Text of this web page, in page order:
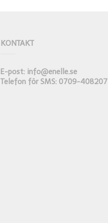
KONTAKT
E-post: info@enelle.se
Telefon för SMS: 0709-408207